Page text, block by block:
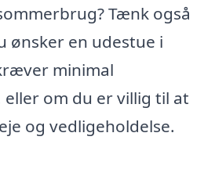
Tænk også
ønsker en udestue i
minimal
om du er villig til at
og vedligeholdelse.